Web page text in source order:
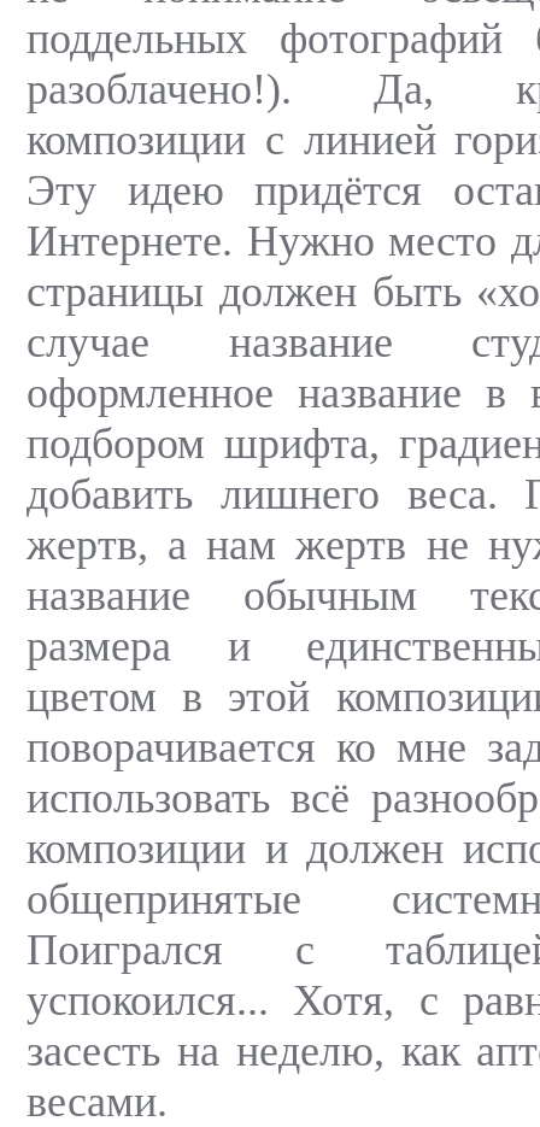
поддельных
разоблачено!). Да,
композиции с линией
Эту идею придётся
Интернете. Нужно место
страницы должен быть
случае название
оформленное название в
подбором шрифта,
добавить лишнего веса.
жертв, а нам жертв не
название обычным
размера и
цветом в этой
поворачивается ко мне
использовать всё
композиции и должен
общепринятые
Поигрался с
успокоился... Хотя, с
засесть на неделю, как
весами.